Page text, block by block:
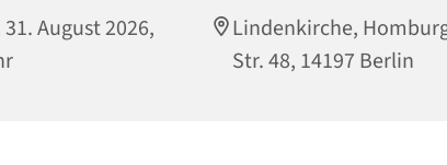
August 2026,
Lindenkirche,
Str. 48, 14197 Berlin